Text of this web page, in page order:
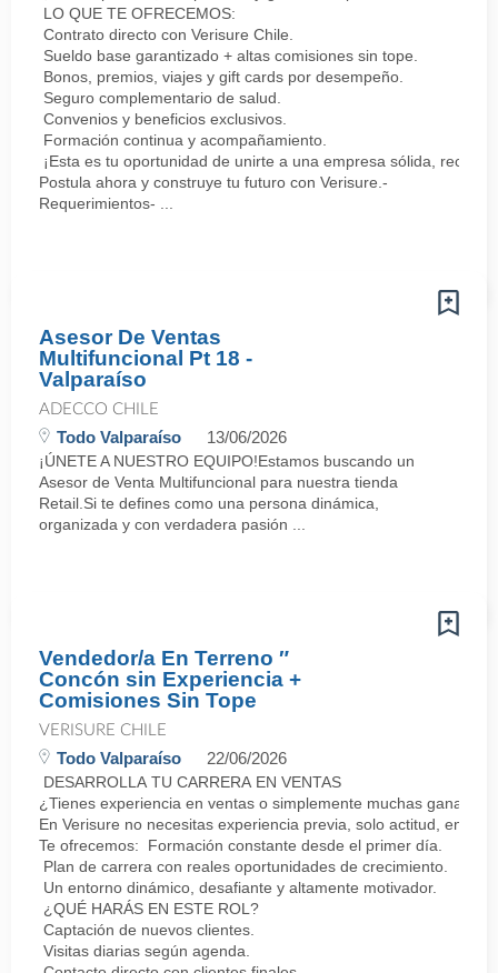
LO QUE TE OFRECEMOS:
Contrato directo con Verisure Chile.
Sueldo base garantizado + altas comisiones sin tope.
Bonos, premios, viajes y gift cards por desempeño.
Seguro complementario de salud.
Convenios y beneficios exclusivos.
Formación continua y acompañamiento.
¡Esta es tu oportunidad de unirte a una empresa sólida,
Postula ahora y construye tu futuro con Verisure.-
Requerimientos- ...
Asesor De Ventas
Multifuncional Pt 18 -
Valparaíso
ADECCO CHILE
Todo Valparaíso 13/06/2026
¡ÚNETE A NUESTRO EQUIPO!Estamos buscando un
Asesor de Venta Multifuncional para nuestra tienda
Retail.Si te defines como una persona dinámica,
organizada y con verdadera pasión ...
Vendedor/a En Terreno ″
Concón sin Experiencia +
Comisiones Sin Tope
VERISURE CHILE
Todo Valparaíso 22/06/2026
DESARROLLA TU CARRERA EN VENTAS
¿Tienes experiencia en ventas o simplemente muchas ganas
En Verisure no necesitas experiencia previa, solo actitud,
Te ofrecemos: Formación constante desde el primer día.
Plan de carrera con reales oportunidades de crecimiento.
Un entorno dinámico, desafiante y altamente motivador.
¿QUÉ HARÁS EN ESTE ROL?
Captación de nuevos clientes.
Visitas diarias según agenda.